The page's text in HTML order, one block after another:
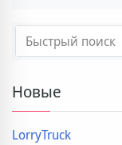
Новые
LorryTruck